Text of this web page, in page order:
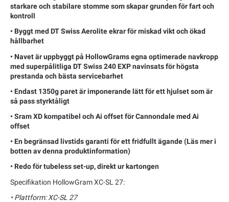
starkare och stabilare stomme som skapar grunden för fart och
kontroll
• Byggt med DT Swiss Aerolite ekrar för miskad vikt och ökad
hållbarhet
• Navet är uppbyggt på HollowGrams egna optimerade navkropp
med superpålitliga DT Swiss 240 EXP navinsats för högsta
prestanda och bästa servicebarhet
• Endast 1350g paret är imponerande lätt för ett hjulset som är
så pass styrktåligt
• Sram XD kompatibel och Ai offset för Cannondale med Ai
offset
• En begränsad livstids garanti för ett fridfullt ägande (Läs mer i
botten av denna produktinformation)
• Redo för tubeless set-up, direkt ur kartongen
Specifikation HollowGram XC-SL 27:
• Plattform: XC-SL 27